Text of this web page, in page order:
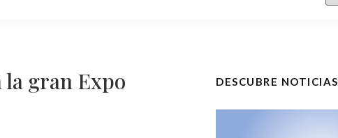
gran Expo
DESCUBRE NOTICIAS